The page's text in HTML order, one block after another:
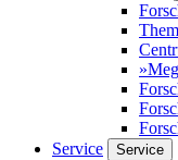
Service
Service